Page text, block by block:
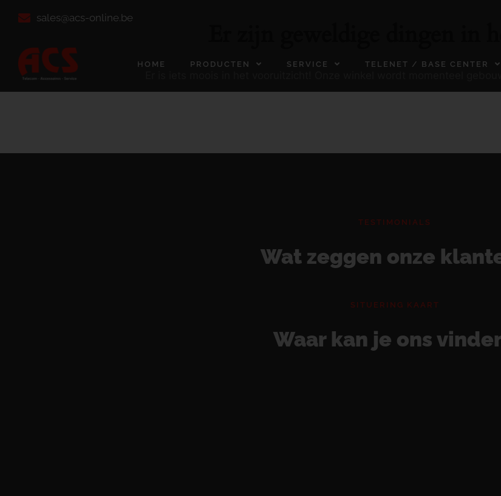
sales@acs-online.be
HOME PRODUCTEN SERVICE TELENET / BASE CENTER
TESTIMONIALS
Wat zeggen onze
SITUERING KAART
Waar kan je ons